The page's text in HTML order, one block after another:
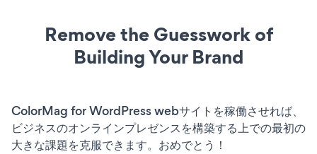
Remove the Guesswork of
Building Your Brand
ColorMag for WordPress webサイトを稼働させれば、
ビジネスのオンラインプレゼンスを構築する上での最初の
大きな課題を克服できます。おめでとう！